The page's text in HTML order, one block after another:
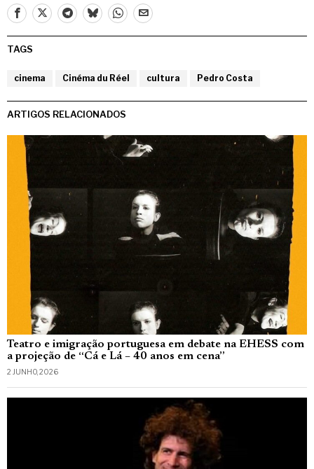
TAGS
cinema Cinéma du Réel cultura Pedro Costa
ARTIGOS RELACIONADOS
Teatro e imigração portuguesa em debate na EHESS com
a projeção de “Cá e Lá – 40 anos em cena”
2 JUNHO, 2026